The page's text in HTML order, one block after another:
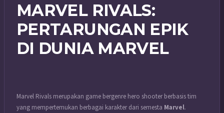
MARVEL RIVALS:
PERTARUNGAN EPIK
DI DUNIA MARVEL
Marvel Rivals merupakan game bergenre hero shooter berbasis tim
yang mempertemukan berbagai karakter dari semesta Marvel.